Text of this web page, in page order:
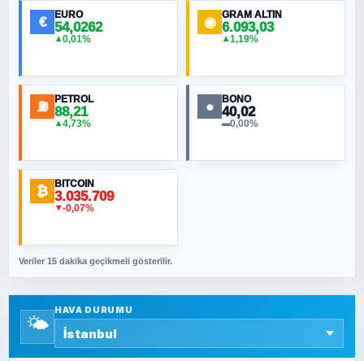
MURAT ÖZKAN
NURETTIN BÖLÜK
ORHAN KILIÇOĞLU
Fahişeye beyinli bir müstevli alçağına
SAVAŞ ŞAHİN
SEYFULLAH ÇİÇEK
€ EURO
54,0262
▲0,01%
◉ GRAM ALTIN
6.093,03
▲1,19%
⛽ PETROL
88,21
▲4,73%
● BONO
40,02
▬0,00%
₿ BITCOIN
3.035.709
▼-0,07%
Veriler 15 dakika geçikmeli gösterilir.
🌤️
HAVA DURUMU